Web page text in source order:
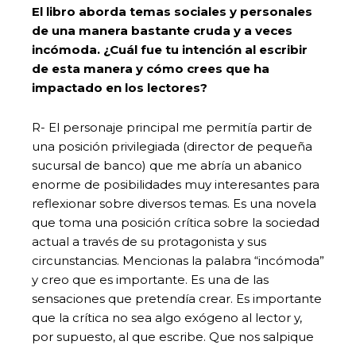
El libro aborda temas sociales y personales
de una manera bastante cruda y a veces
incómoda. ¿Cuál fue tu intención al escribir
de esta manera y cómo crees que ha
impactado en los lectores?
R- El personaje principal me permitía partir de
una posición privilegiada (director de pequeña
sucursal de banco) que me abría un abanico
enorme de posibilidades muy interesantes para
reflexionar sobre diversos temas. Es una novela
que toma una posición crítica sobre la sociedad
actual a través de su protagonista y sus
circunstancias. Mencionas la palabra “incómoda”
y creo que es importante. Es una de las
sensaciones que pretendía crear. Es importante
que la crítica no sea algo exógeno al lector y,
por supuesto, al que escribe. Que nos salpique